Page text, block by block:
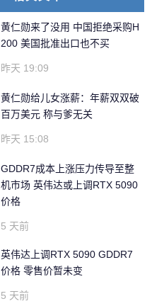
黄仁勋来了没用 中国拒绝采购H
200 美国批准出口也不买
昨天 19:09
黄仁勋给儿女涨薪：年薪双双破
百万美元 称与爹无关
昨天 15:08
GDDR7成本上涨压力传导至整
机市场 英伟达或上调RTX 5090
价格
5 天前
英伟达上调RTX 5090 GDDR7
价格 零售价暂未变
5 天前